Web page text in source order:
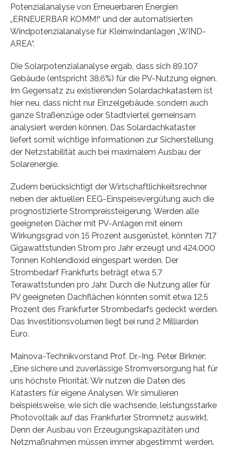
Potenzialanalyse von Erneuerbaren Energien
„ERNEUERBAR KOMM!“ und der automatisierten
Windpotenzialanalyse für Kleinwindanlagen „WIND-
AREA“.
Die Solarpotenzialanalyse ergab, dass sich 89.107
Gebäude (entspricht 38,6%) für die PV-Nutzung eignen.
Im Gegensatz zu existierenden Solardachkatastern ist
hier neu, dass nicht nur Einzelgebäude, sondern auch
ganze Straßenzüge oder Stadtviertel gemeinsam
analysiert werden können. Das Solardachkataster
liefert somit wichtige Informationen zur Sicherstellung
der Netzstabilität auch bei maximalem Ausbau der
Solarenergie.
Zudem berücksichtigt der Wirtschaftlichkeitsrechner
neben der aktuellen EEG-Einspeisevergütung auch die
prognostizierte Strompreissteigerung. Werden alle
geeigneten Dächer mit PV-Anlagen mit einem
Wirkungsgrad von 15 Prozent ausgerüstet, könnten 717
Gigawattstunden Strom pro Jahr erzeugt und 424.000
Tonnen Kohlendioxid eingespart werden. Der
Strombedarf Frankfurts beträgt etwa 5,7
Terawattstunden pro Jahr. Durch die Nutzung aller für
PV geeigneten Dachflächen könnten somit etwa 12,5
Prozent des Frankfurter Strombedarfs gedeckt werden.
Das Investitionsvolumen liegt bei rund 2 Milliarden
Euro.
Mainova-Technikvorstand Prof. Dr.-Ing. Peter Birkner:
„Eine sichere und zuverlässige Stromversorgung hat für
uns höchste Priorität. Wir nutzen die Daten des
Katasters für eigene Analysen. Wir simulieren
beispielsweise, wie sich die wachsende, leistungsstarke
Photovoltaik auf das Frankfurter Stromnetz auswirkt.
Denn der Ausbau von Erzeugungskapazitäten und
Netzmaßnahmen müssen immer abgestimmt werden.